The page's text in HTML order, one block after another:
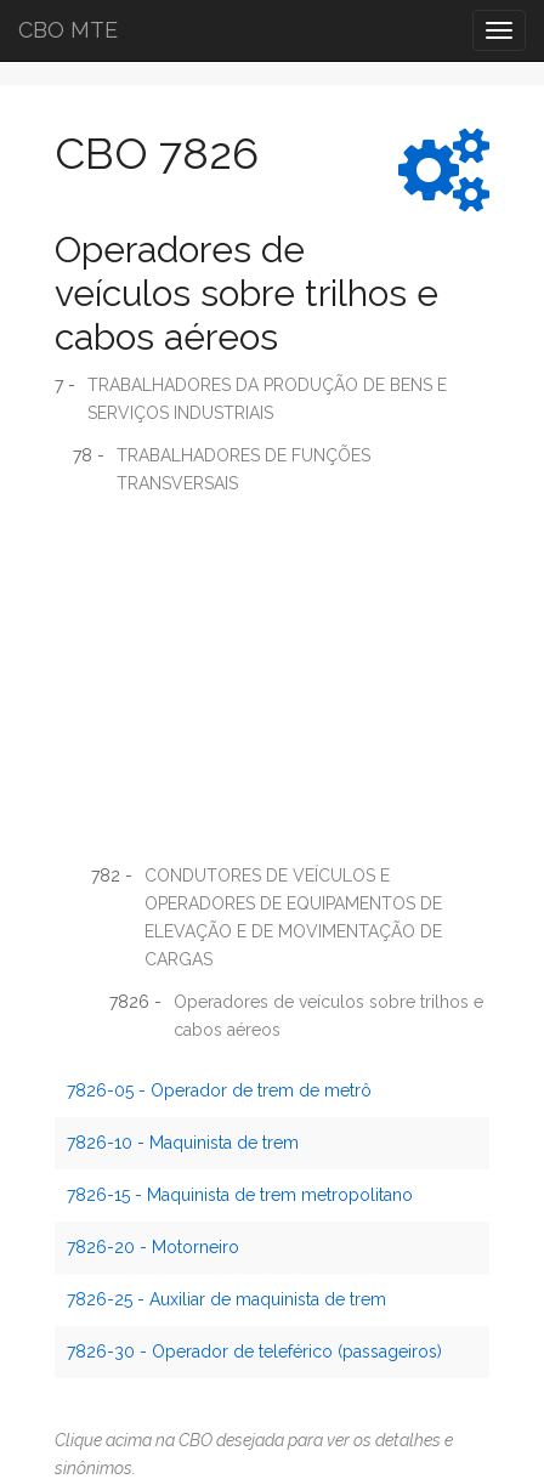
CBO MTE
CBO 7826
Operadores de
veículos sobre trilhos e
cabos aéreos
7 -
TRABALHADORES DA PRODUÇÃO DE BENS E
SERVIÇOS INDUSTRIAIS
78 -
TRABALHADORES DE FUNÇÕES
TRANSVERSAIS
782 -
CONDUTORES DE VEÍCULOS E
OPERADORES DE EQUIPAMENTOS DE
ELEVAÇÃO E DE MOVIMENTAÇÃO DE
CARGAS
7826 -
Operadores de veículos sobre trilhos e
cabos aéreos
7826-05 - Operador de trem de metrô
7826-10 - Maquinista de trem
7826-15 - Maquinista de trem metropolitano
7826-20 - Motorneiro
7826-25 - Auxiliar de maquinista de trem
7826-30 - Operador de teleférico (passageiros)
Clique acima na CBO desejada para ver os detalhes e
sinônimos.